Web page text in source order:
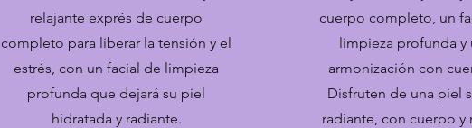
relajante exprés de cuerpo
completo para liberar la tensión y el
estrés, con un facial de limpieza
profunda que dejará su piel
hidratada y radiante.
cuerpo completo, un
limpieza profunda y
armonización con
Disfruten de una piel
radiante, con cuerpo y